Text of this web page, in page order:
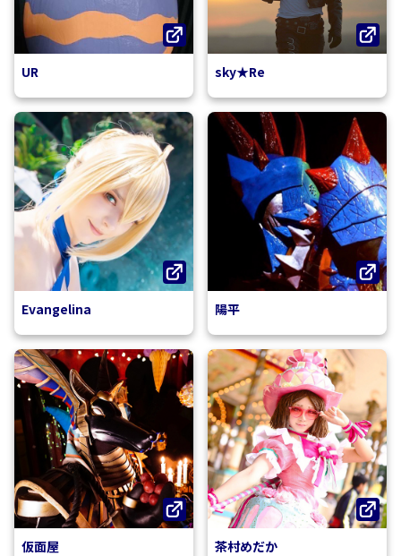
UR sky★Re
Evangelina 陽平
仮面屋 茶村めだか